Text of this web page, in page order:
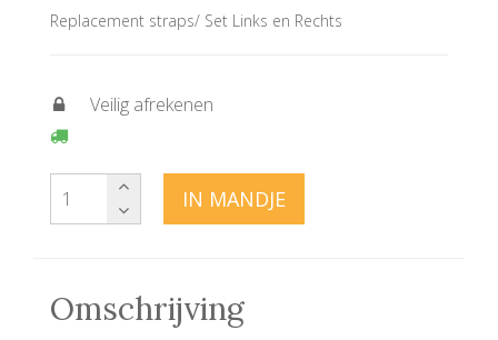
Replacement straps/ Set Links en Rechts
Veilig afrekenen
IN MANDJE
Omschrijving